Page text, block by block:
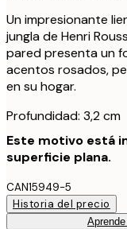
Un impresionante
jungla de Henri
pared presenta un
acentos rosados,
en su hogar.
Profundidad: 3,2 cm
Este motivo está
superficie plana.
CAN15949-5
Historia del precio